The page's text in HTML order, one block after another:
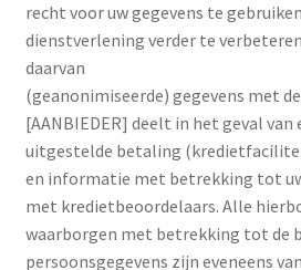
recht voor uw gegevens te
dienstverlening verder te
daarvan
(geanonimiseerde) gegevens met
[AANBIEDER] deelt in het geval van
uitgestelde betaling
en informatie met betrekking tot
met kredietbeoordelaars. Alle
waarborgen met betrekking tot de
persoonsgegevens zijn eveneens